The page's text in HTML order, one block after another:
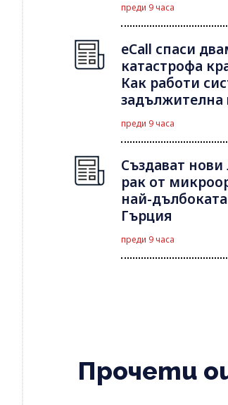
преди 9 часа
eCall спаси
катастрофа
Как работи
задължителна
преди 9 часа
Създават нови
рак от
най-
Гърция
преди 9 часа
Прочети